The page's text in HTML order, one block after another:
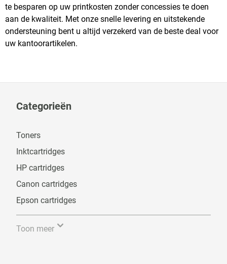
te besparen op uw printkosten zonder concessies te doen
aan de kwaliteit. Met onze snelle levering en uitstekende
ondersteuning bent u altijd verzekerd van de beste deal voor
uw kantoorartikelen.
Categorieën
Toners
Inktcartridges
HP cartridges
Canon cartridges
Epson cartridges
Toon meer